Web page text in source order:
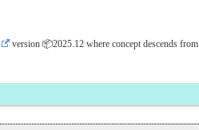
version 📦2025.12 where concept descends from